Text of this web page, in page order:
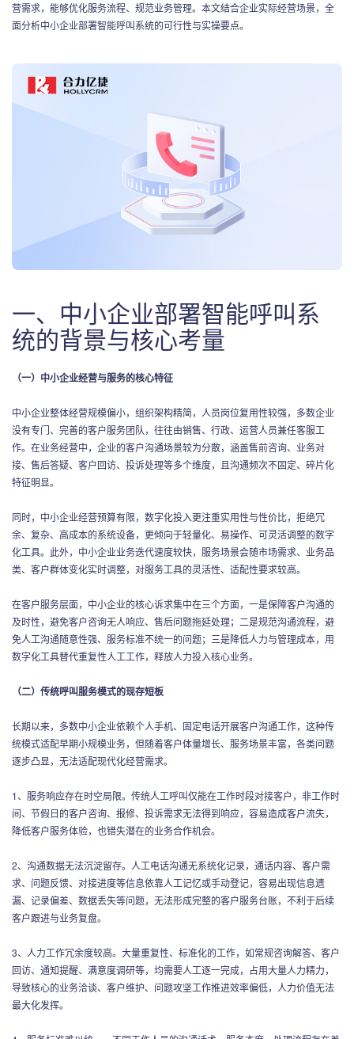
营需求，能够优化服务流程、规范业务管理。本文结合企业实际经营场景，全
面分析中小企业部署智能呼叫系统的可行性与实操要点。
一、中小企业部署智能呼叫系
统的背景与核心考量
（一）中小企业经营与服务的核心特征
中小企业整体经营规模偏小，组织架构精简，人员岗位复用性较强，多数企业
没有专门、完善的客户服务团队，往往由销售、行政、运营人员兼任客服工
作。在业务经营中，企业的客户沟通场景较为分散，涵盖售前咨询、业务对
接、售后答疑、客户回访、投诉处理等多个维度，且沟通频次不固定、碎片化
特征明显。
同时，中小企业经营预算有限，数字化投入更注重实用性与性价比，拒绝冗
余、复杂、高成本的系统设备，更倾向于轻量化、易操作、可灵活调整的数字
化工具。此外，中小企业业务迭代速度较快，服务场景会随市场需求、业务品
类、客户群体变化实时调整，对服务工具的灵活性、适配性要求较高。
在客户服务层面，中小企业的核心诉求集中在三个方面，一是保障客户沟通的
及时性，避免客户咨询无人响应、售后问题拖延处理；二是规范沟通流程，避
免人工沟通随意性强、服务标准不统一的问题；三是降低人力与管理成本，用
数字化工具替代重复性人工工作，释放人力投入核心业务。
（二）传统呼叫服务模式的现存短板
长期以来，多数中小企业依赖个人手机、固定电话开展客户沟通工作，这种传
统模式适配早期小规模业务，但随着客户体量增长、服务场景丰富，各类问题
逐步凸显，无法适配现代化经营需求。
1、服务响应存在时空局限。传统人工呼叫仅能在工作时段对接客户，非工作时
间、节假日的客户咨询、报修、投诉需求无法得到响应，容易造成客户流失，
降低客户服务体验，也错失潜在的业务合作机会。
2、沟通数据无法沉淀留存。人工电话沟通无系统化记录，通话内容、客户需
求、问题反馈、对接进度等信息依靠人工记忆或手动登记，容易出现信息遗
漏、记录偏差、数据丢失等问题，无法形成完整的客户服务台账，不利于后续
客户跟进与业务复盘。
3、人力工作冗余度较高。大量重复性、标准化的工作，如常规咨询解答、客户
回访、通知提醒、满意度调研等，均需要人工逐一完成，占用大量人力精力，
导致核心的业务洽谈、客户维护、问题攻坚工作推进效率偏低，人力价值无法
最大化发挥。